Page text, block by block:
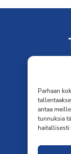
Parhaan
antaa
tunnuksia